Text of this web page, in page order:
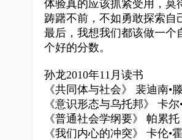
体验真的应该抓紧受用，莫
踌躇不前，不如勇敢探索自
最后，我想我们都该做一个
个好的分数。
孙龙2010年11月读书
《共同体与社会》 裴迪南•
《意识形态与乌托邦》 卡
《普通社会学纲要》 帕累
《我们内心的冲突》 卡伦•